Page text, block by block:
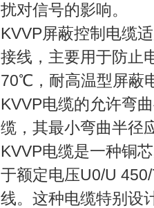
扰对信号的影响。
KVVP屏蔽控制电缆
接线，主要用于防止
70℃，耐高温型屏蔽
KVVP电缆的允许弯
缆， 其最小弯曲半径
KVVP电缆是一种铜
于额定电压U0/U
线。 这种电缆特别 设